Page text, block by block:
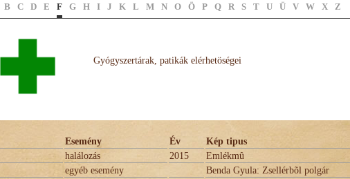
B C D E F G H I J K L M N O Ö P Q R S T U Ü V W X Z
Gyógyszertárak, patikák elérhetöségei
Esemény Év
Kép tipus
halálozás 2015
Emlékmû
egyéb esemény
Benda Gyula: Zsellérbõl polgár